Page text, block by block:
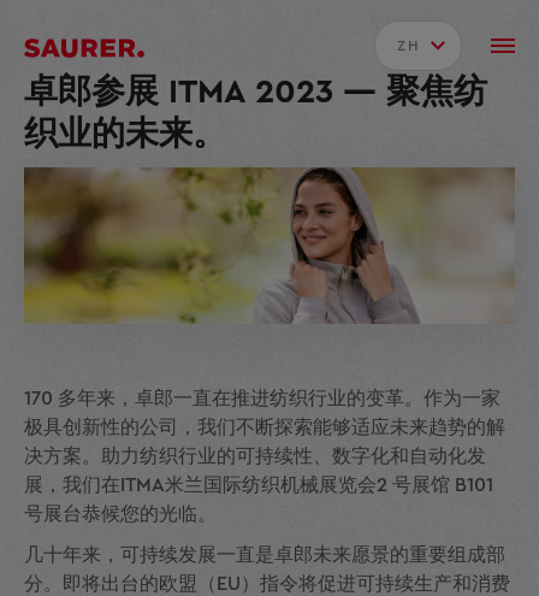
ZH
卓郎参展 ITMA 2023 — 聚焦纺
织业的未来。
170 多年来，卓郎一直在推进纺织行业的变革。作为一家
极具创新性的公司，我们不断探索能够适应未来趋势的解
决方案。助力纺织行业的可持续性、数字化和自动化发
展，我们在ITMA米兰国际纺织机械展览会2 号展馆 B101
号展台恭候您的光临。
几十年来，可持续发展一直是卓郎未来愿景的重要组成部
分。即将出台的欧盟（EU）指令将促进可持续生产和消费